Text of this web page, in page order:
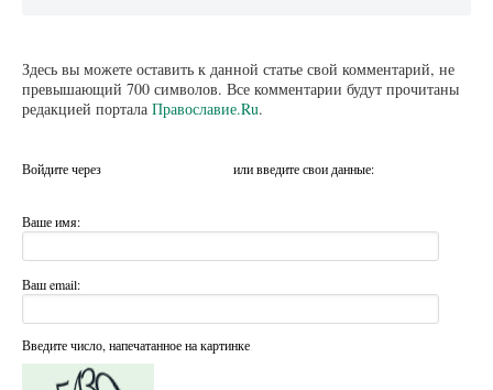
Здесь вы можете оставить к данной статье свой комментарий, не
превышающий 700 символов. Все комментарии будут прочитаны
редакцией портала Православие.Ru.
Войдите через или введите свои данные:
Ваше имя:
Ваш email:
Введите число, напечатанное на картинке